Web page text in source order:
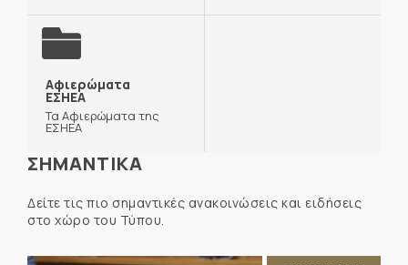
Αφιερώματα
ΕΣΗΕΑ
Τα Αφιερώματα της
ΕΣΗΕΑ
ΣΗΜΑΝΤΙΚΑ
Δείτε τις πιο σημαντικές ανακοινώσεις και ειδήσεις
στο χώρο του Τύπου.